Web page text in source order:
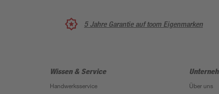
5 Jahre Garantie auf toom Eigenmarken
Wissen & Service
Handwerksservice
Über uns